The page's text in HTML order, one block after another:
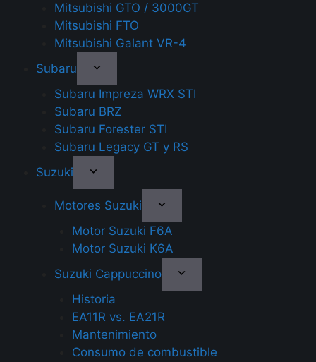
Mitsubishi GTO / 3000GT
Mitsubishi FTO
Mitsubishi Galant VR-4
Subaru
Subaru Impreza WRX STI
Subaru BRZ
Subaru Forester STI
Subaru Legacy GT y RS
Suzuki
Motores Suzuki
Motor Suzuki F6A
Motor Suzuki K6A
Suzuki Cappuccino
Historia
EA11R vs. EA21R
Mantenimiento
Consumo de combustible